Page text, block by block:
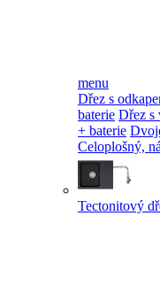
menu
Dřez s
baterie Dřez s
+ baterie
Celoplošný,
Tectonitový